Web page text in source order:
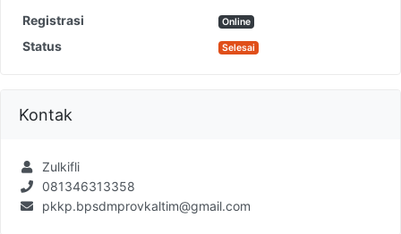
Registrasi
Online
Status Selesai
Kontak
Zulkifli
081346313358
pkkp.bpsdmprovkaltim@gmail.com